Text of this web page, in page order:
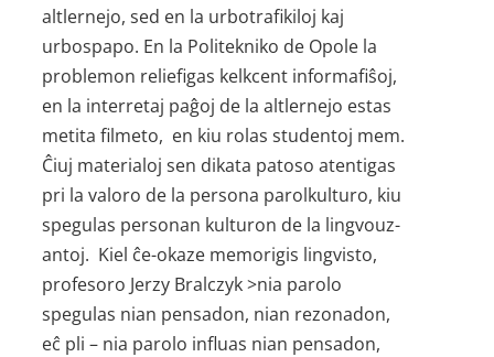
altlernejo, sed en la urbo­trafikiloj kaj
urbospapo. En la Politekniko de Opole la
problemon reliefigas kelkcent inform­afiŝoj,
en la interretaj paĝoj de la altlernejo estas
metita filmeto, en kiu rolas studentoj mem.
Ĉiuj materialoj sen dikata patoso atentigas
pri la valoro de la persona parolkulturo, kiu
spegulas personan kulturon de la lingvouz­
antoj. Kiel ĉe-okaze memorigis lingvisto,
profesoro Jerzy Bralczyk >nia parolo
spegulas nian pensadon, nian rezonadon,
eĉ pli – nia parolo influas nian pensadon,